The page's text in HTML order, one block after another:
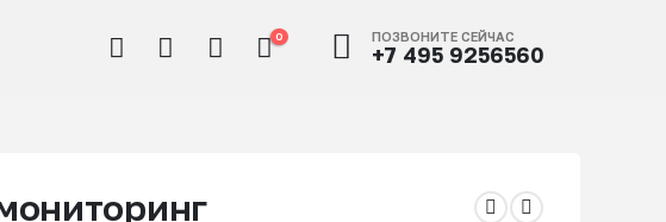
0 ПОЗВОНИТЕ СЕЙЧАС
+7 495 9256560